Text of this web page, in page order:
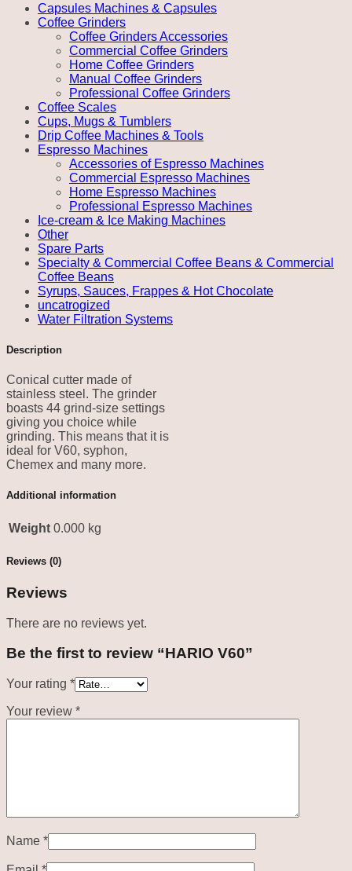
Capsules Machines & Capsules
Coffee Grinders
Coffee Grinders Accessories
Commercial Coffee Grinders
Home Coffee Grinders
Manual Coffee Grinders
Professional Coffee Grinders
Coffee Scales
Cups, Mugs & Tumblers
Drip Coffee Machines & Tools
Espresso Machines
Accessories of Espresso Machines
Commercial Espresso Machines
Home Espresso Machines
Professional Espresso Machines
Ice-cream & Ice Making Machines
Other
Spare Parts
Specialty & Commercial Coffee Beans & Commercial
Coffee Beans
Syrups, Sauces, Frappes & Hot Chocolate
uncatrogized
Water Filtration Systems
Description
Conical cutter made of
stainless steel. The grinder
boasts 44 grind-size settings
giving you choice while
grinding. This means that it is
ideal for V60, syphon,
Chemex and many more.
Additional information
Weight 0.000 kg
Reviews (0)
Reviews
There are no reviews yet.
Be the first to review “HARIO V60”
Your rating *
Your review *
Name *